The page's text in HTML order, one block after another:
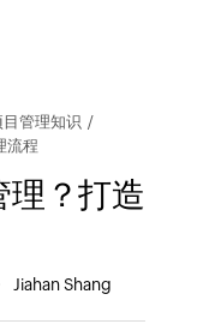
目管理知识 /
流程
理？打造
Jiahan Shang